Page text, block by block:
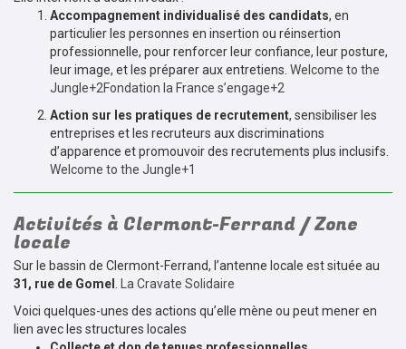
Accompagnement individualisé des candidats, en
particulier les personnes en insertion ou réinsertion
professionnelle, pour renforcer leur confiance, leur posture,
leur image, et les préparer aux entretiens. Welcome to the
Jungle+2Fondation la France s’engage+2
Action sur les pratiques de recrutement, sensibiliser les
entreprises et les recruteurs aux discriminations
d’apparence et promouvoir des recrutements plus inclusifs.
Welcome to the Jungle+1
Activités à Clermont-Ferrand / Zone
locale
Sur le bassin de Clermont-Ferrand, l’antenne locale est située au
31, rue de Gomel
La Cravate Solidaire
Voici quelques-unes des actions qu’elle mène ou peut mener en
lien avec les structures locales